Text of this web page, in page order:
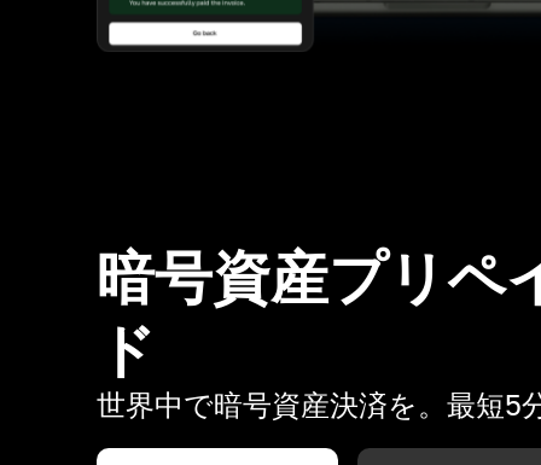
暗号資産プリペ
ド
世界中で暗号資産決済を。最短5